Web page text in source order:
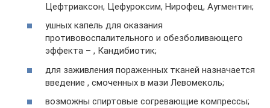
Цефтриаксон, Цефуроксим, Нирофец, Аугментин;
ушных капель для оказания
противовоспалительного и обезболивающего
эффекта – , Кандибиотик;
для заживления пораженных тканей назначается
введение , смоченных в мази Левомеколь;
возможны спиртовые согревающие компрессы;